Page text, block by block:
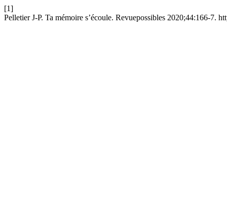
[1]
Pelletier J-P. Ta mémoire s’écoule. Revuepossibles 2020;44:166-7.